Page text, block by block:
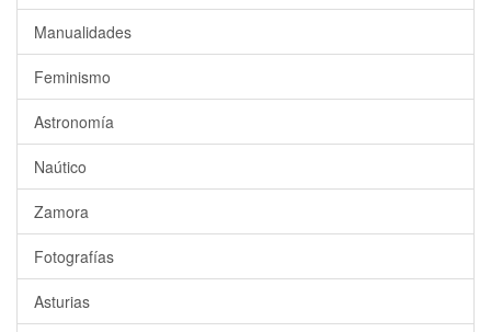
Manualidades
Feminismo
Astronomía
Naútico
Zamora
Fotografías
Asturias